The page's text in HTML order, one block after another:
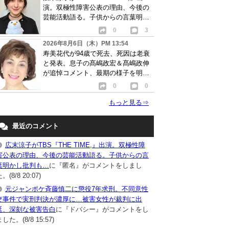
演。双極性障害公表の理由、今後の
芸能活動語る。子供からの言葉明か
0
3
2026年8月6日（木）PM 13:54
寿美花代が94歳で死去、死因は老衰
と発表。息子の髙嶋政宏＆髙嶋政伸
が追悼コメント、最期の様子を明か
0 0
もっと見る⇒
最近のコメント
広末涼子がTBS『THE TIME,』出演。双極性障
公表の理由、今後の芸能活動語る。子供からの言
明かし批判も… に『匿名』がコメントをしまし
。(8/8 20:07)
元ジャンポケ斉藤慎二に懲役7年求刑。不同意性
事件で実刑判決が濃厚に…被害女性が裁判に出
、深刻な被害告白 に『ドバシー』がコメントをし
した。(8/8 15:57)